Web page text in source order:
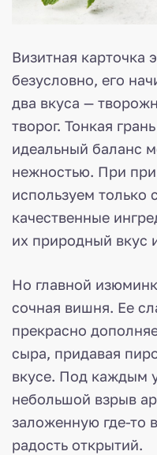
Визитная карточка
безусловно, его
два вкуса —
творог. Тонкая
идеальный баланс
нежностью. При
используем только
качественные
их природный вкус
Но главной
сочная вишня. Ее
прекрасно
сыра, придавая
вкусе. Под каждым
небольшой взрыв
заложенную где-то
радость открытий.